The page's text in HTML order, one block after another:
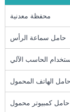
محفظة معدنية
حامل سماعة الرأس
الحاسب الآلي
حامل الهاتف المحمول
حامل كمبيوتر محمول